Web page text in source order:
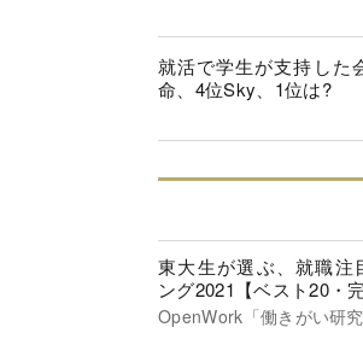
就活で学生が支持した
命、4位Sky、1位は?
東大生が選ぶ、就職注
ング2021【ベスト20・完
OpenWork「働きがい研究